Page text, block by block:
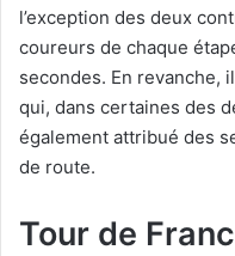
l’exception des deux
coureurs de chaque
secondes. En revanche,
qui, dans certaines des
également attribué des
de route.
Tour de